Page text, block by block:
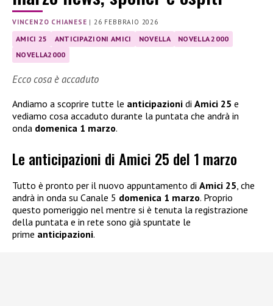
VINCENZO CHIANESE |26 FEBBRAIO 2026
AMICI 25 ANTICIPAZIONI AMICI NOVELLA
NOVELLA 2000
NOVELLA2000
Ecco cosa è accaduto
Andiamo a scoprire tutte le anticipazioni di Amici 25 e
vediamo cosa accaduto durante la puntata che andrà in
onda domenica 1 marzo.
Le anticipazioni di Amici 25 del 1 marzo
Tutto è pronto per il nuovo appuntamento di Amici 25, che
andrà in onda su Canale 5 domenica 1 marzo. Proprio
questo pomeriggio nel mentre si è tenuta la registrazione
della puntata e in rete sono già spuntate le
prime anticipazioni.